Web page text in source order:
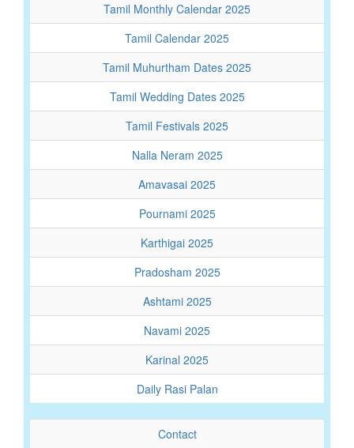
Tamil Monthly Calendar 2025
Tamil Calendar 2025
Tamil Muhurtham Dates 2025
Tamil Wedding Dates 2025
Tamil Festivals 2025
Nalla Neram 2025
Amavasai 2025
Pournami 2025
Karthigai 2025
Pradosham 2025
Ashtami 2025
Navami 2025
Karinal 2025
Daily Rasi Palan
Contact